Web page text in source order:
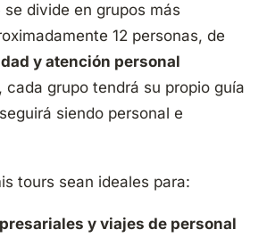
se divide en grupos más
12 personas, de
y atención personal
cada grupo tendrá su propio guía
siendo personal e
tours sean ideales para:
y viajes de personal